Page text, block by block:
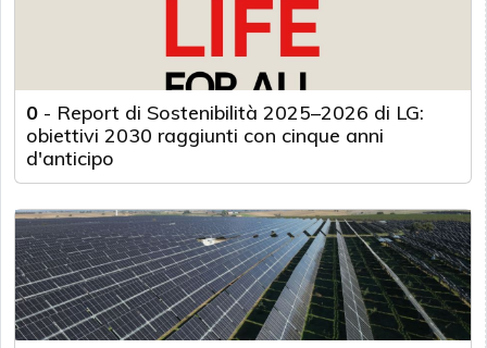
0 - Report di Sostenibilità 2025–2026 di LG:
obiettivi 2030 raggiunti con cinque anni
d'anticipo